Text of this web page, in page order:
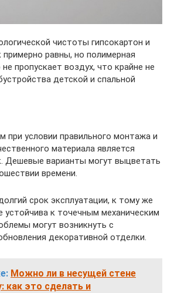
чистоты гипсокартон и
равны, но полимерная
пропускает воздух, что крайне не
детской и спальной
при условии правильного монтажа и
материала является
Дешевые варианты могут выцветать
времени.
срок эксплуатации, к тому же
устойчива к точечным механическим
могут возникнуть с
декоративной отделки.
Можно ли в несущей стене
как это сделать и